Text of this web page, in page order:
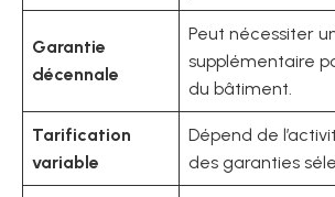
Garantie
décennale
Peut nécessiter
supplémentaire
du bâtiment.
Tarification
variable
Dépend de
des garanties